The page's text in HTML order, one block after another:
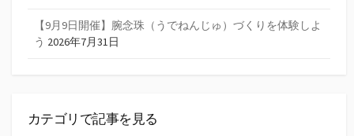
【9月9日開催】腕念珠（うでねんじゅ）づくりを体験しよ
う 2026年7月31日
カテゴリで記事を見る